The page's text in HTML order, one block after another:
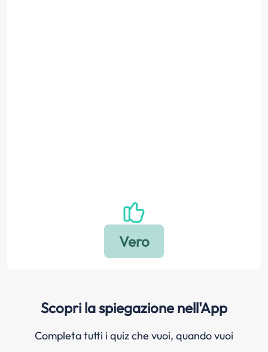
Scopri la spiegazione nell'App
Completa tutti i quiz che vuoi, quando vuoi